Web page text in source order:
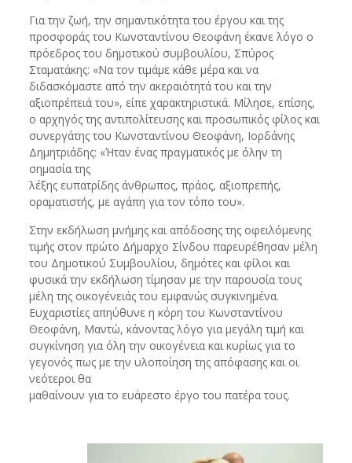
Για την ζωή, την σημαντικότητα του έργου και της
προσφοράς του Κωνσταντίνου Θεοφάνη έκανε λόγο ο
πρόεδρος του δημοτικού συμβουλίου, Σπύρος
Σταματάκης: «Να τον τιμάμε κάθε μέρα και να
διδασκόμαστε από την ακεραιότητά του και την
αξιοπρέπειά του», είπε χαρακτηριστικά. Μίλησε, επίσης,
ο αρχηγός της αντιπολίτευσης και προσωπικός φίλος και
συνεργάτης του Κωνσταντίνου Θεοφάνη, Ιορδάνης
Δημητριάδης: «Ήταν ένας πραγματικός με όλην τη
σημασία της
λέξης ευπατρίδης άνθρωπος, πράος, αξιοπρεπής,
οραματιστής, με αγάπη για τον τόπο του».
Στην εκδήλωση μνήμης και απόδοσης της οφειλόμενης
τιμής στον πρώτο Δήμαρχο Σίνδου παρευρέθησαν μέλη
του Δημοτικού Συμβουλίου, δημότες και φίλοι και
φυσικά την εκδήλωση τίμησαν με την παρουσία τους
μέλη της οικογένειάς του εμφανώς συγκινημένα.
Ευχαριστίες απηύθυνε η κόρη του Κωνσταντίνου
Θεοφάνη, Μαντώ, κάνοντας λόγο για μεγάλη τιμή και
συγκίνηση για όλη την οικογένεια και κυρίως για το
γεγονός πως με την υλοποίηση της απόφασης και οι
νεότεροι θα
μαθαίνουν για το ευάρεστο έργο του πατέρα τους.